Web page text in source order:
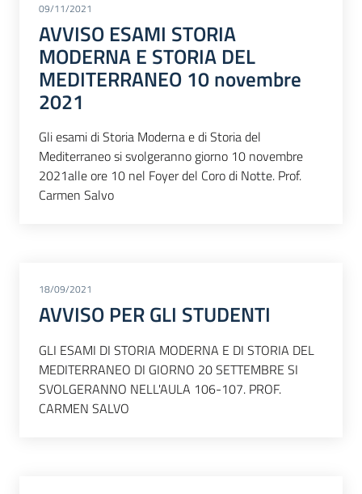
09/11/2021
AVVISO ESAMI STORIA
MODERNA E STORIA DEL
MEDITERRANEO 10 novembre
2021
Gli esami di Storia Moderna e di Storia del
Mediterraneo si svolgeranno giorno 10 novembre
2021alle ore 10 nel Foyer del Coro di Notte. Prof.
Carmen Salvo
18/09/2021
AVVISO PER GLI STUDENTI
GLI ESAMI DI STORIA MODERNA E DI STORIA DEL
MEDITERRANEO DI GIORNO 20 SETTEMBRE SI
SVOLGERANNO NELL'AULA 106-107. PROF.
CARMEN SALVO